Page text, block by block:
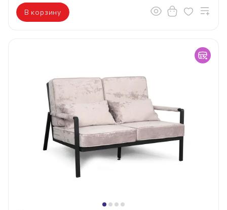
В корзину